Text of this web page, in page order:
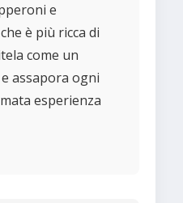
e
è più ricca di
come un
assapora ogni
esperienza